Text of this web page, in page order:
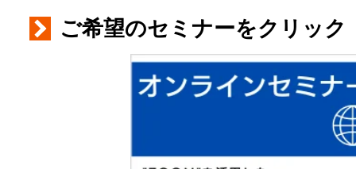
ご希望のセミナーをクリック